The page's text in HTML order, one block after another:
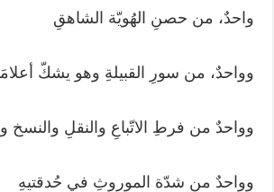
واحدٌ، من حصنِ الهُويّة الشاهقِ
وواحدٌ، من سورِ القبيلةِ وهو يشكّ
وواحدٌ من فرطِ الاتّباعِ والنقلِ والنسخ
وواحدٌ من شدّة الموروثِ في حُدقتيهِ